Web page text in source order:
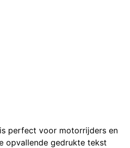
perfect voor motorrijders en
opvallende gedrukte tekst